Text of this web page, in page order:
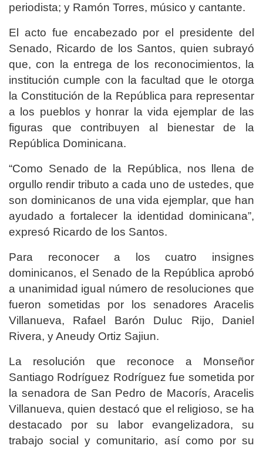
periodista; y Ramón Torres, músico y cantante.
El acto fue encabezado por el presidente del
Senado, Ricardo de los Santos, quien subrayó
que, con la entrega de los reconocimientos, la
institución cumple con la facultad que le otorga
la Constitución de la República para representar
a los pueblos y honrar la vida ejemplar de las
figuras que contribuyen al bienestar de la
República Dominicana.
“Como Senado de la República, nos llena de
orgullo rendir tributo a cada uno de ustedes, que
son dominicanos de una vida ejemplar, que han
ayudado a fortalecer la identidad dominicana”,
expresó Ricardo de los Santos.
Para reconocer a los cuatro insignes
dominicanos, el Senado de la República aprobó
a unanimidad igual número de resoluciones que
fueron sometidas por los senadores Aracelis
Villanueva, Rafael Barón Duluc Rijo, Daniel
Rivera, y Aneudy Ortiz Sajiun.
La resolución que reconoce a Monseñor
Santiago Rodríguez Rodríguez fue sometida por
la senadora de San Pedro de Macorís, Aracelis
Villanueva, quien destacó que el religioso, se ha
destacado por su labor evangelizadora, su
trabajo social y comunitario, así como por su